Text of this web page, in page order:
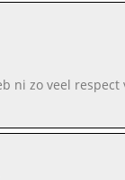
ni zo veel respect